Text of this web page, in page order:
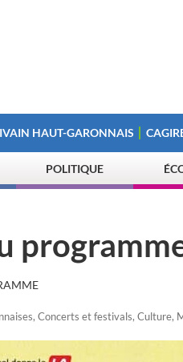
HAUT-GARONNAIS
POLITIQUE
, Concerts et festivals, Culture,